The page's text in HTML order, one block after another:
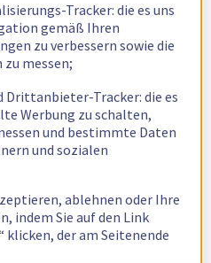
Tracker: die es uns
gemäß Ihren
zu verbessern sowie die
messen;
Drittanbieter-Tracker: die es
Werbung zu schalten,
und bestimmte Daten
und sozialen
ablehnen oder Ihre
indem Sie auf den Link
klicken, der am Seitenende